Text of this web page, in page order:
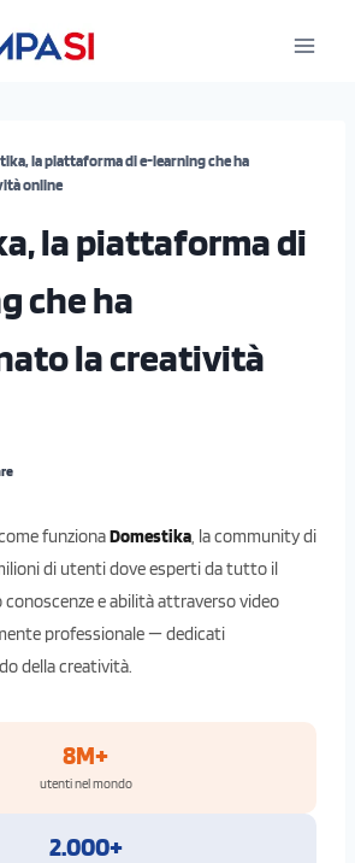
la piattaforma di e-learning che ha
online
la piattaforma di
che ha
la creatività
funzionaDomestika, la community di
di utenti dove esperti da tutto il
e abilità attraverso video
professionale — dedicati
della creatività.
8M+
utenti nel mondo
2.000+